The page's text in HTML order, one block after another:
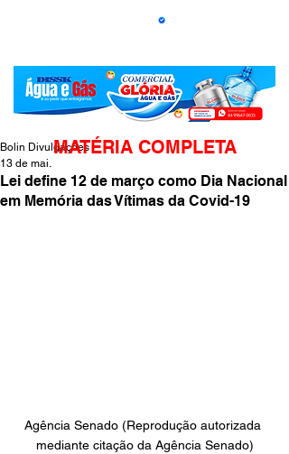
Lei define 12 de março como Dia Nacional
em Memória das Vítimas da Covid-19
Bolin Divulgações
13 de mai.
Agência Senado (Reprodução autorizada
mediante citação da Agência Senado)
MATÉRIA COMPLETA